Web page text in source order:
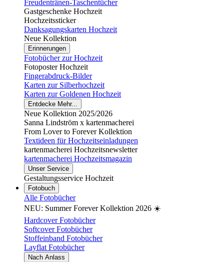
Freudentränen-Taschentücher
Gastgeschenke Hochzeit
Hochzeitssticker
Danksagungskarten Hochzeit
Neue Kollektion
Erinnerungen
Fotobücher zur Hochzeit
Fotoposter Hochzeit
Fingerabdruck-Bilder
Karten zur Silberhochzeit
Karten zur Goldenen Hochzeit
Entdecke Mehr...
Neue Kollektion 2025/2026
Sanna Lindström x kartenmacherei
From Lover to Forever Kollektion
Textideen für Hochzeitseinladungen
kartenmacherei Hochzeitsnewsletter
kartenmacherei Hochzeitsmagazin
Unser Service
Gestaltungsservice Hochzeit
Fotobuch
Alle Fotobücher
NEU: Summer Forever Kollektion 2026 ☀️
Hardcover Fotobücher
Softcover Fotobücher
Stoffeinband Fotobücher
Layflat Fotobücher
Nach Anlass